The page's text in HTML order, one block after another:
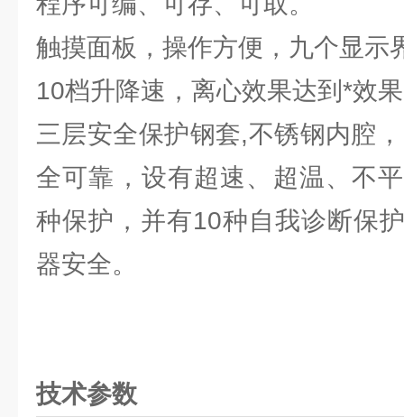
触摸面板，操作方便，九个显示
10档升降速，离心效果达到*效
三层安全保护钢套,不锈钢内腔
全可靠，设有超速、超温、不
种保护，并有10种自我诊断保
器安全。
技术参数